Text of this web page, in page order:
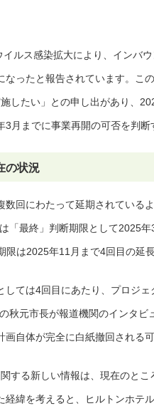
ルス感染拡大により、インバ
なったと報告されています。こ
したい」との申し出があり、
月までに事業再開の可否を判断
の状況
数回にわたって延期されている
「最終」判断期限として2025
は2025年11月まで4回目の延
しては4回目にあたり、プロジ
秋元市長が報道機関のインタビ
自体が完全に白紙撤回される
する新しい情報は、現在のとこ
経緯を考えると、ヒルトンホテ